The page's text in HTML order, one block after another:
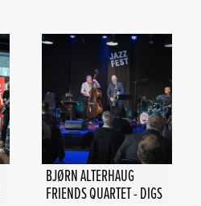
BJØRN ALTERHAUG
FRIENDS QUARTET - DIGS